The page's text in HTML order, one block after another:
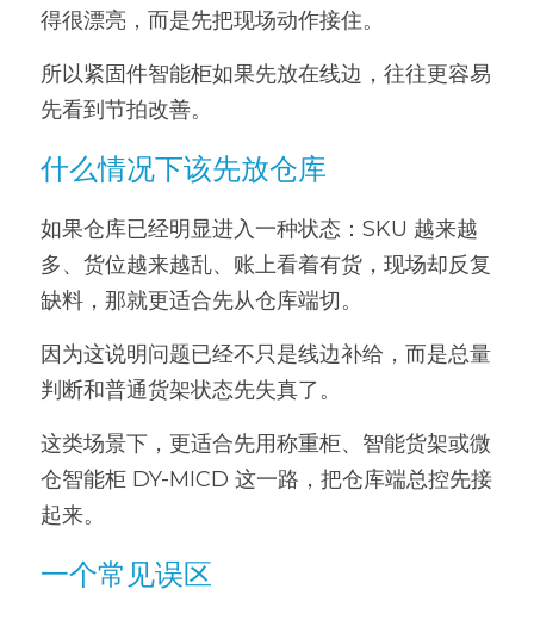
得很漂亮，而是先把现场动作接住。
所以紧固件智能柜如果先放在线边，往往更容易
先看到节拍改善。
什么情况下该先放仓库
如果仓库已经明显进入一种状态：SKU 越来越
多、货位越来越乱、账上看着有货，现场却反复
缺料，那就更适合先从仓库端切。
因为这说明问题已经不只是线边补给，而是总量
判断和普通货架状态先失真了。
这类场景下，更适合先用称重柜、智能货架或微
仓智能柜 DY-MICD 这一路，把仓库端总控先接
起来。
一个常见误区